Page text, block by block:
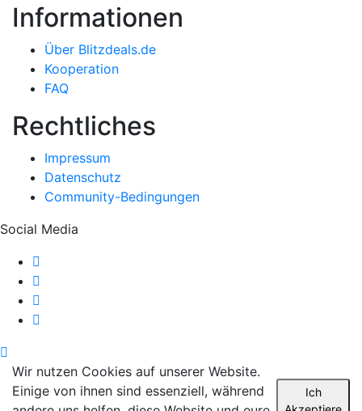
Informationen
Über Blitzdeals.de
Kooperation
FAQ
Rechtliches
Impressum
Datenschutz
Community-Bedingungen
Social Media
Wir nutzen Cookies auf unserer Website.
Einige von ihnen sind essenziell, während
Ich